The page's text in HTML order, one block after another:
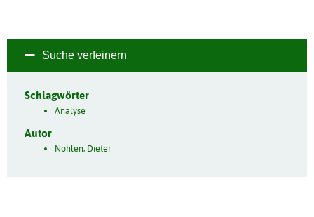
Suche verfeinern
Schlagwörter
Analyse
Autor
Nohlen, Dieter